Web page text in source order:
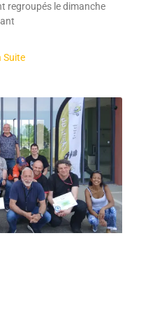
regroupés le dimanche
Suite